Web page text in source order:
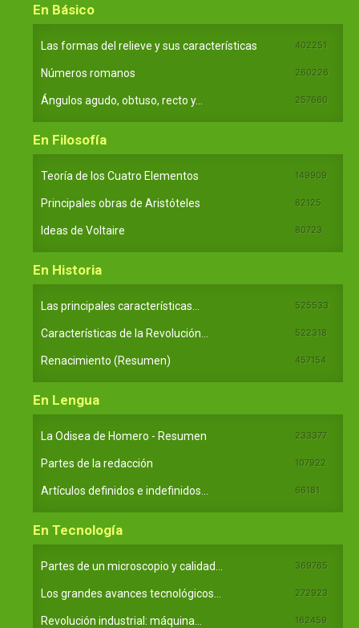
En Básico
Las formas del relieve y sus características 402251
Números romanos 260226
Ángulos agudo, obtuso, recto y... 257660
En Filosofía
Teoría de los Cuatro Elementos 149909
Principales obras de Aristóteles 82125
Ideas de Voltaire 80723
En Historia
Las principales características... 525533
Características de la Revolución... 522318
Renacimiento (Resumen) 457154
En Lengua
La Odisea de Homero - Resumen 233377
Partes de la redacción 107922
Artículos definidos e indefinidos... 66181
En Tecnología
Partes de un microscopio y calidad... 369765
Los grandes avances tecnológicos... 272923
Revolución industrial: máquina... 162459